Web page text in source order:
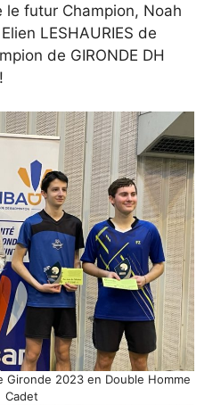
le futur Champion, Noah
LESHAURIES de
de GIRONDE DH
Gironde 2023 en Double Homme
Cadet